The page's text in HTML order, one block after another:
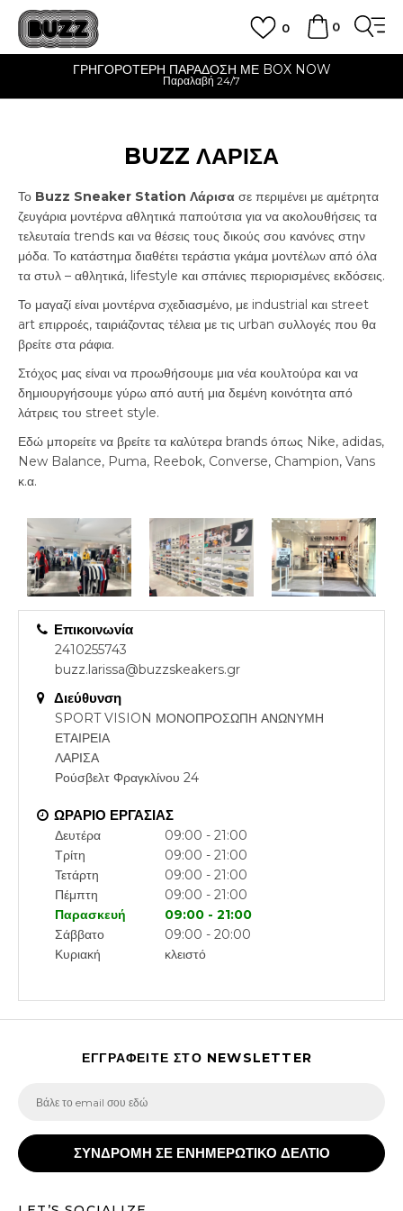
0
0
ΓΡΗΓΟΡΟΤΕΡΗ ΠΑΡΑΔΟΣΗ ΜΕ BOX NOW
Παραλαβή 24/7
BUZZ ΛΑΡΙΣΑ
Το Buzz Sneaker Station Λάρισα σε περιμένει με αμέτρητα
ζευγάρια μοντέρνα αθλητικά παπούτσια για να ακολουθήσεις τα
τελευταία trends και να θέσεις τους δικούς σου κανόνες στην
μόδα. Το κατάστημα διαθέτει τεράστια γκάμα μοντέλων από όλα
τα στυλ – αθλητικά, lifestyle και σπάνιες περιορισμένες εκδόσεις.
Το μαγαζί είναι μοντέρνα σχεδιασμένο, με industrial και street
art επιρροές, ταιριάζοντας τέλεια με τις urban συλλογές που θα
βρείτε στα ράφια.
Στόχος μας είναι να προωθήσουμε μια νέα κουλτούρα και να
δημιουργήσουμε γύρω από αυτή μια δεμένη κοινότητα από
λάτρεις του street style.
Εδώ μπορείτε να βρείτε τα καλύτερα brands όπως Nike, adidas,
New Balance, Puma, Reebok, Converse, Champion, Vans
κ.α.
Επικοινωνία
2410255743
buzz.larissa@buzzskeakers.gr
Διεύθυνση
SPORT VISION ΜΟΝΟΠΡΟΣΩΠΗ ΑΝΩΝΥΜΗ
ΕΤΑΙΡΕΙΑ
ΛΑΡΙΣΑ
Ρούσβελτ Φραγκλίνου 24
ΩΡΑΡΙΟ ΕΡΓΑΣΙΑΣ
Δευτέρα
09:00 - 21:00
Τρίτη
09:00 - 21:00
Τετάρτη
09:00 - 21:00
Πέμπτη
09:00 - 21:00
Παρασκευή
09:00 - 21:00
Σάββατο
09:00 - 20:00
Κυριακή
κλειστό
ΕΓΓΡΑΦΕΙΤΕ ΣΤΟ NEWSLETTER
ΣΥΝΔΡΟΜΗ ΣΕ ΕΝΗΜΕΡΩΤΙΚΟ ΔΕΛΤΙΟ